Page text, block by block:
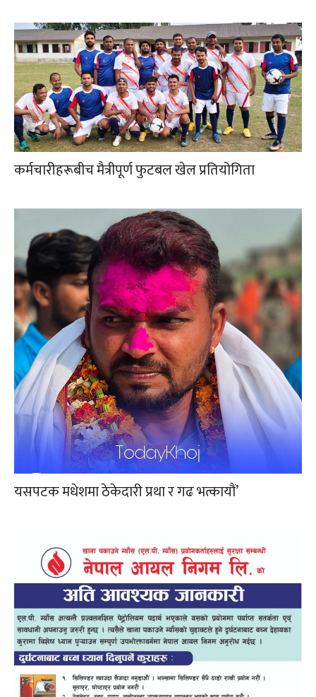
कर्मचारीहरूबीच मैत्रीपूर्ण फुटबल खेल प्रतियोगिता
यसपटक मधेशमा ठेकेदारी प्रथा र गढ भत्कायौं’